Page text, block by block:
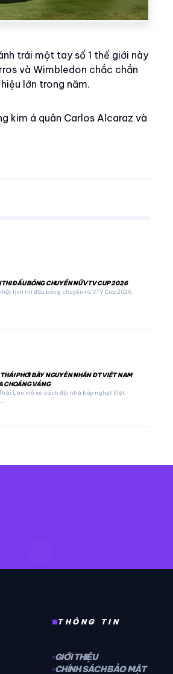
trái một tay số 1 thế giới này
và Wimbledon chắc chắn
lớn trong năm.
kim á quân Carlos Alcaraz và
THI ĐẤU BÓNG CHUYỀN NỮ VTV CUP 2026
lịch thi đấu bóng chuyền nữ VTV Cup 2026,
PHƠI BÀY NGUYÊN NHÂN ĐT VIỆT NAM
CHOÁNG VÁNG
Lan mổ xẻ cách đội nhà bóp nghẹt Việt
THÔNG TIN
GIỚI THIỆU
CHÍNH SÁCH BẢO MẬT